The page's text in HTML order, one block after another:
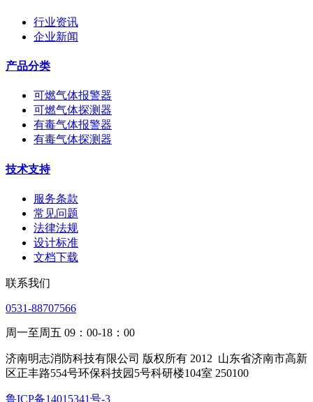
行业资讯
企业新闻
产品分类
可燃气体报警器
可燃气体探测器
有毒气体报警器
有毒气体探测器
技术支持
服务条款
常见问题
法律法规
设计标准
文档下载
联系我们
0531-88707566
周一至周五 09：00-18：00
济南明志消防科技有限公司 版权所有 2012 山东省济南市高新
区正丰路554号环保科技园5号科研楼104室 250100
鲁ICP备14015341号-3